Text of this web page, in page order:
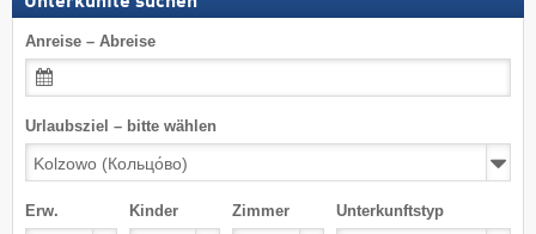
Anreise – Abreise
Urlaubsziel – bitte wählen
Erw. Kinder Zimmer Unterkunftstyp